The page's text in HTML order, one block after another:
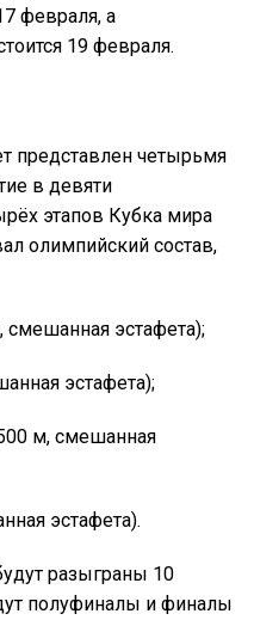
февраля, а
19 февраля.
представлен четырьмя
в девяти
этапов Кубка мира
олимпийский состав,
эстафета);
эстафета);
м, смешанная
эстафета).
разыграны 10
полуфиналы и финалы